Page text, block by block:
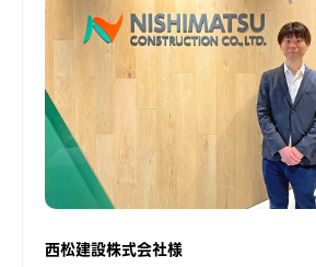
西松建設株式会社様